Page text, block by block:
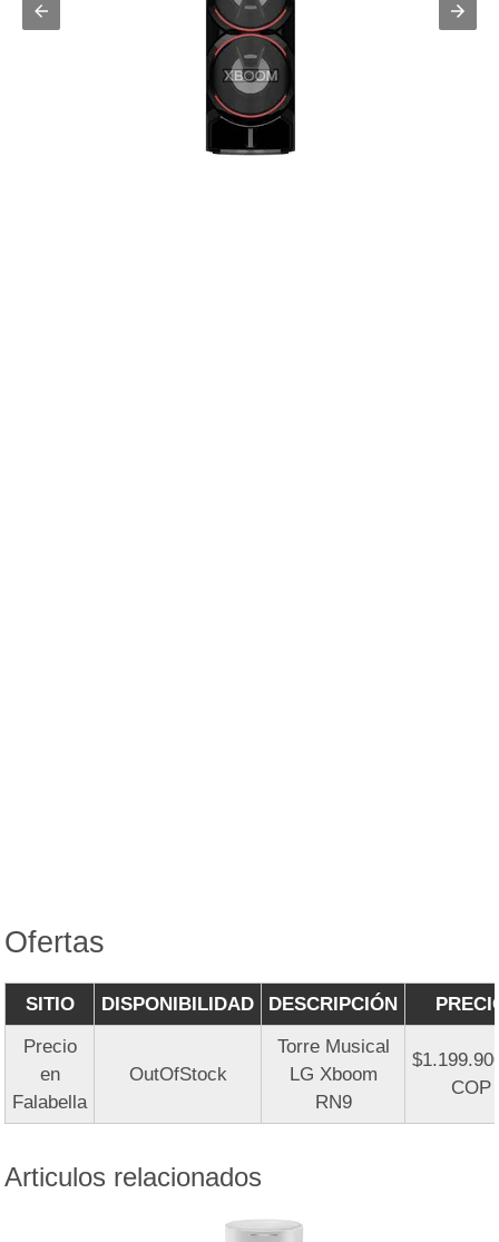
Ofertas
SITIO DISPONIBILIDAD DESCRIPCIÓN
Precio
en
Falabella
OutOfStock
Torre Musical
LG Xboom
RN9
COP
Articulos relacionados